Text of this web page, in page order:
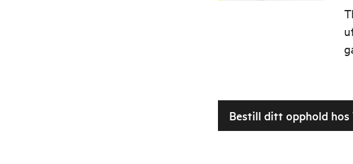
Bestill ditt opphold